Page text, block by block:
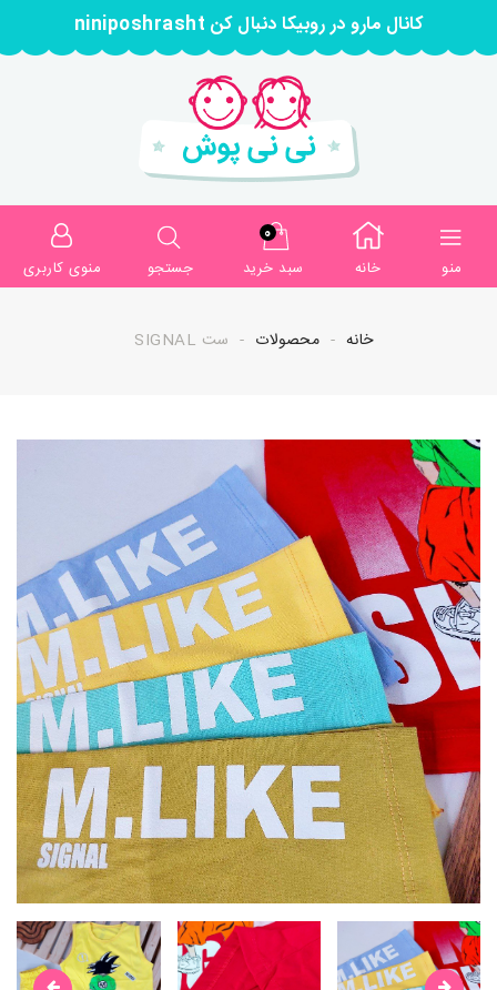
کانال مارو در روبیکا دنبال کن niniposhrasht
منو خانه
0
سبد خرید
جستجو منوی کاربری
خانه محصولات ست SIGNAL